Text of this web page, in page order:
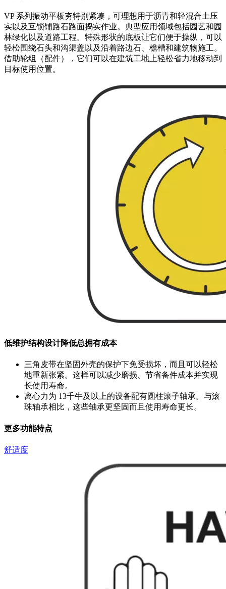
VP 系列振动平板夯特别紧凑，可理想用于沥青和轻混合土压
实以及互锁铺路石路面捣实作业。典型应用领域包括园艺和园
林绿化以及道路工程。特殊形状的底板让它们便于操纵，可以
轻松围绕石头和沟渠盖以及沿着路边石、檐槽和建筑物施工。
借助轮组（配件），它们可以在建筑工地上轻松省力地移动到
目标使用位置。
低维护结构设计降低总拥有成本
三角皮带在坚固外壳的保护下免受损坏，而且可以轻松
地重新张紧。这样可以减少磨损、节省备件成本并实现
长使用寿命。
离心力为 13千牛及以上的设备配有圆柱滚子轴承。与滚
珠轴承相比，这些轴承更坚固而且使用寿命更长。
更多功能特点
舒适度